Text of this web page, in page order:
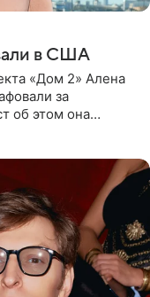
в США
«Дом 2» Алена
за
об этом она